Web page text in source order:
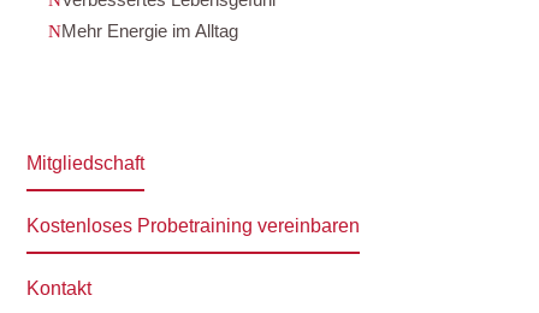
Mehr Energie im Alltag
Mitgliedschaft
Kostenloses Probetraining vereinbaren
Kontakt